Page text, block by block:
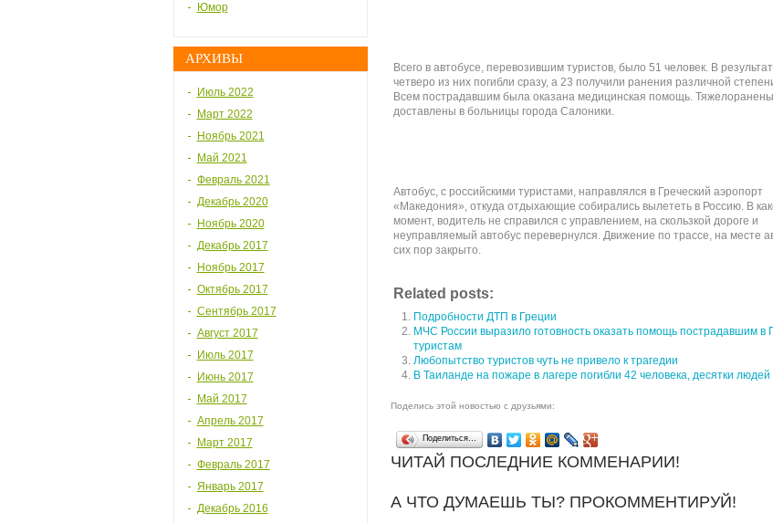
Юмор
АРХИВЫ
Июль 2022
Март 2022
Ноябрь 2021
Май 2021
Февраль 2021
Декабрь 2020
Ноябрь 2020
Декабрь 2017
Ноябрь 2017
Октябрь 2017
Сентябрь 2017
Август 2017
Июль 2017
Июнь 2017
Май 2017
Апрель 2017
Март 2017
Февраль 2017
Январь 2017
Декабрь 2016
Всего в автобусе, перевозившим туристов, было 51 человек. В
четверо из них погибли сразу, а 23 получили ранения различной
Всем пострадавшим была оказана медицинская помощь.
доставлены в больницы города Салоники.
Автобус, с российскими туристами, направлялся в Греческий аэропорт
«Македония», откуда отдыхающие собирались вылететь в Россию. В
момент, водитель не справился с управлением, на скользкой дороге и
неуправляемый автобус перевернулся. Движение по трассе, на месте
сих пор закрыто.
Related posts:
Подробности ДТП в Греции
МЧС России выразило готовность оказать помощь пострадавшим в
туристам
Любопытство туристов чуть не привело к трагедии
В Таиланде на пожаре в лагере погибли 42 человека, десятки
Поделись этой новостью с друзьями:
Поделиться…
ЧИТАЙ ПОСЛЕДНИЕ КОММЕНАРИИ!
А ЧТО ДУМАЕШЬ ТЫ? ПРОКОММЕНТИРУЙ!